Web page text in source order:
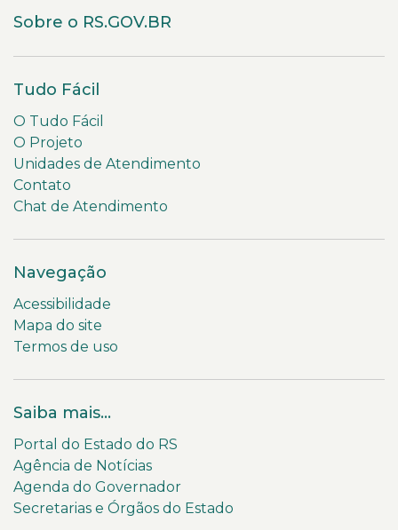
Sobre o RS.GOV.BR
Tudo Fácil
O Tudo Fácil
O Projeto
Unidades de Atendimento
Contato
Chat de Atendimento
Navegação
Acessibilidade
Mapa do site
Termos de uso
Saiba mais...
Portal do Estado do RS
Agência de Notícias
Agenda do Governador
Secretarias e Órgãos do Estado